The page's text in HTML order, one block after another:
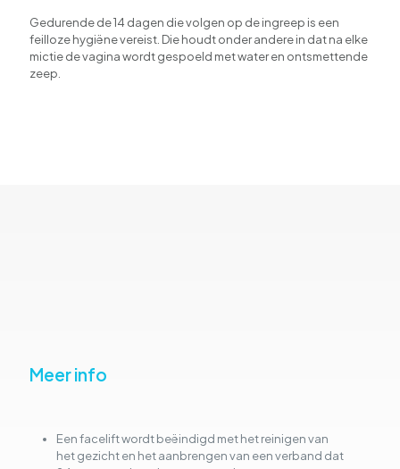
Gedurende de 14 dagen die volgen op de ingreep is een
feilloze hygiëne vereist. Die houdt onder andere in dat na elke
mictie de vagina wordt gespoeld met water en ontsmettende
zeep.
Meer info
Een facelift wordt beëindigd met het reinigen van
het gezicht en het aanbrengen van een verband dat